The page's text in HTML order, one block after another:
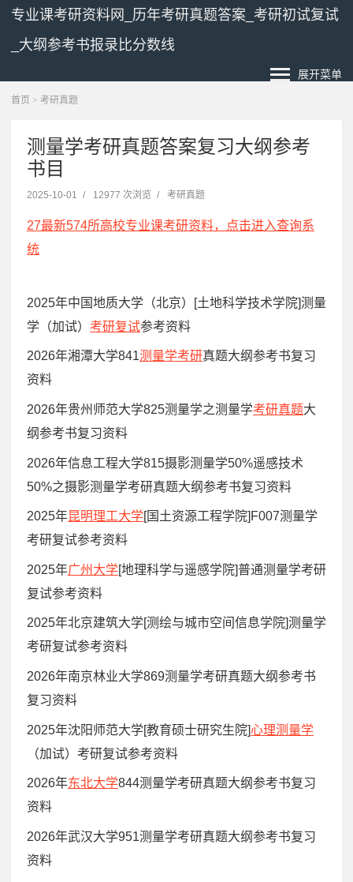
专业课考研资料网_历年考研真题答案_考研初试复试
_大纲参考书报录比分数线
展开菜单
首页 > 考研真题
测量学考研真题答案复习大纲参考
书目
2025-10-01 / 12977 次浏览 / 考研真题
27最新574所高校专业课考研资料，点击进入查询系
统
2025年中国地质大学（北京）[土地科学技术学院]测量
学（加试） 考研复试参考资料
2026年湘潭大学841测量学考研真题大纲参考书复习
资料
2026年贵州师范大学825测量学之测量学考研真题大
纲参考书复习资料
2026年信息工程大学815摄影测量学50%遥感技术
50%之摄影测量学考研真题大纲参考书复习资料
2025年昆明理工大学[国土资源工程学院]F007测量学
考研复试参考资料
2025年广州大学[地理科学与遥感学院]普通测量学考研
复试参考资料
2025年北京建筑大学[测绘与城市空间信息学院]测量学
考研复试参考资料
2026年南京林业大学869测量学考研真题大纲参考书
复习资料
2025年沈阳师范大学[教育硕士研究生院]心理测量学
（加试）考研复试参考资料
2026年东北大学844测量学考研真题大纲参考书复习
资料
2026年武汉大学951测量学考研真题大纲参考书复习
资料